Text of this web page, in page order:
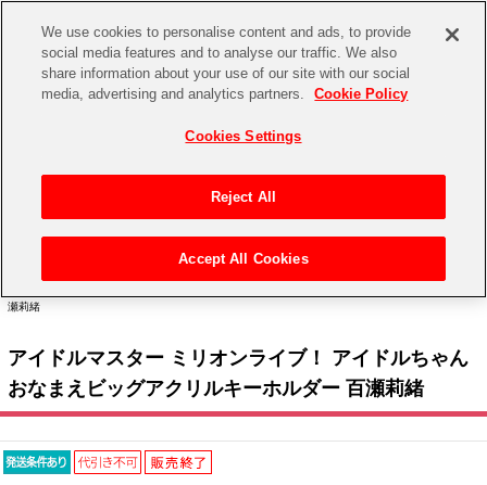
CHANNEL STORE EVENT
ASOBI STORE TOP
ゲーム 電子書籍
CD / Blu-ray
EVENT
アイドルマスターシリーズ
アイドルマスター
学園アイドルマスター
イベントグッズ
トイ・ホビー
アイドルマスター シリーズ>アイドルマスター ミリオンライブ！
瀬莉緒
アイドルマスター ミリオンライブ！ アイドルちゃん
おなまえビッグアクリルキーホルダー 百瀬莉緒
We use cookies to personalise content and ads, to provide
social media features and to analyse our traffic. We also
share information about your use of our site with our social
media, advertising and analytics partners.
Cookie Policy
Cookies Settings
Reject All
Accept All Cookies